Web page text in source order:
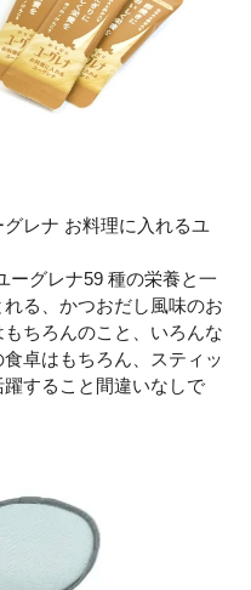
グレナ お料理に入れるユ
ーグレナ59 種の栄養と一
る、かつおだし風味のお
ちろんのこと、いろんな
卓はもちろん、スティッ
すること間違いなしで